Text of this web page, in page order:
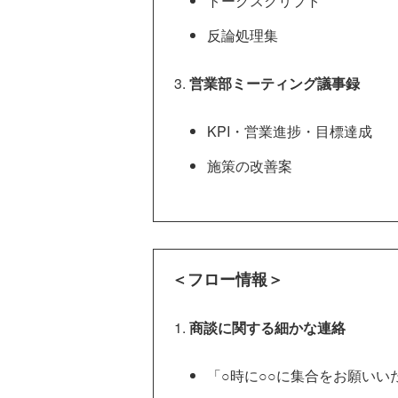
反論処理集
営業部ミーティング議事録
KPI・営業進捗・目標達成
施策の改善案
＜フロー情報＞
商談に関する細かな連絡
「○時に○○に集合をお願いい